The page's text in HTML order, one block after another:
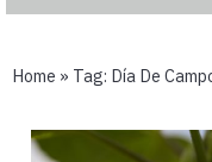
Home » Tag: Día De